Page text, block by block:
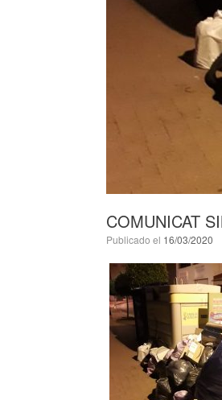
COMUNICAT
Publicado el 16/03/2020